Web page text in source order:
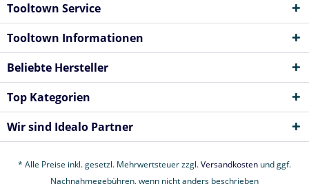
Tooltown Service
Tooltown Informationen
Beliebte Hersteller
Top Kategorien
Wir sind Idealo Partner
* Alle Preise inkl. gesetzl. Mehrwertsteuer zzgl.Versandkosten und ggf.
Nachnahmegebühren, wenn nicht anders beschrieben